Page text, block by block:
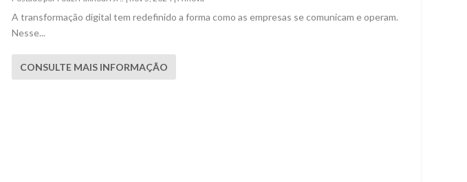
A transformação digital tem redefinido a forma como as empresas se comunicam e operam.
Nesse...
CONSULTE MAIS INFORMAÇÃO